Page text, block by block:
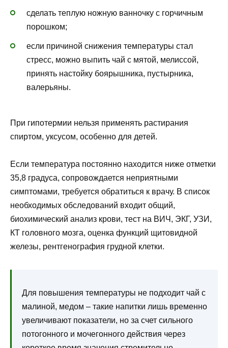
сделать теплую ножную ванночку с горчичным
порошком;
если причиной снижения температуры стал
стресс, можно выпить чай с мятой, мелиссой,
принять настойку боярышника, пустырника,
валерьяны.
При гипотермии нельзя применять растирания
спиртом, уксусом, особенно для детей.
Если температура постоянно находится ниже отметки
35,8 градуса, сопровождается неприятными
симптомами, требуется обратиться к врачу. В список
необходимых обследований входит общий,
биохимический анализ крови, тест на ВИЧ, ЭКГ, УЗИ,
КТ головного мозга, оценка функций щитовидной
железы, рентгенография грудной клетки.
Для повышения температуры не подходит чай с
малиной, медом – такие напитки лишь временно
увеличивают показатели, но за счет сильного
потогонного и мочегонного действия через